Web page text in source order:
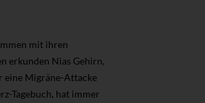
mit ihren
erkunden Nias Gehirn,
eine Migräne-Attacke
Tagebuch, hat immer